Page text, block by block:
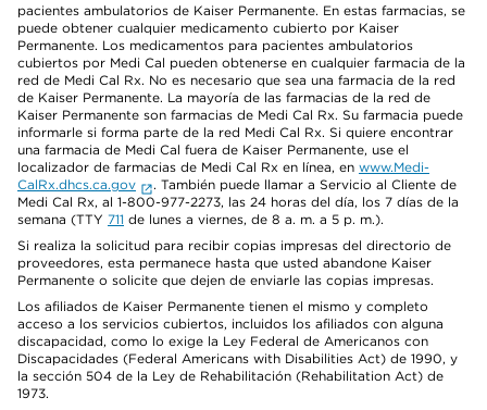
pacientes ambulatorios de Kaiser Permanente. En estas farmacias, se
puede obtener cualquier medicamento cubierto por Kaiser
Permanente. Los medicamentos para pacientes ambulatorios
cubiertos por Medi Cal pueden obtenerse en cualquier farmacia de la
red de Medi Cal Rx. No es necesario que sea una farmacia de la red
de Kaiser Permanente. La mayoría de las farmacias de la red de
Kaiser Permanente son farmacias de Medi Cal Rx. Su farmacia puede
informarle si forma parte de la red Medi Cal Rx. Si quiere encontrar
una farmacia de Medi Cal fuera de Kaiser Permanente, use el
localizador de farmacias de Medi Cal Rx en línea, en www.Medi-
CalRx.dhcs.ca.gov
. También puede llamar a Servicio al Cliente de
Medi Cal Rx, al 1-800-977-2273, las 24 horas del día, los 7 días de la
semana (TTY 711 de lunes a viernes, de 8 a. m. a 5 p. m.).
Si realiza la solicitud para recibir copias impresas del directorio de
proveedores, esta permanece hasta que usted abandone Kaiser
Permanente o solicite que dejen de enviarle las copias impresas.
Los afiliados de Kaiser Permanente tienen el mismo y completo
acceso a los servicios cubiertos, incluidos los afiliados con alguna
discapacidad, como lo exige la Ley Federal de Americanos con
Discapacidades (Federal Americans with Disabilities Act) de 1990, y
la sección 504 de la Ley de Rehabilitación (Rehabilitation Act) de
1973.